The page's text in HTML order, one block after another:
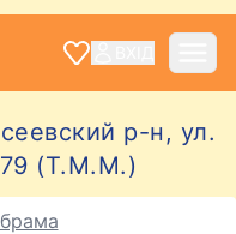
р-н, ул.
(Т.М.М.)